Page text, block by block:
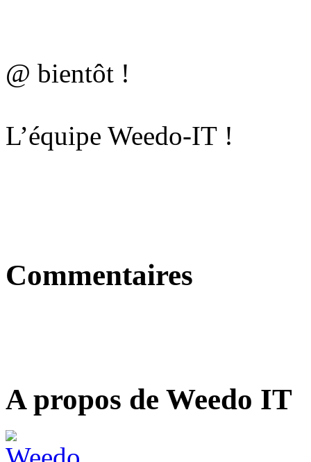
@ bientôt !
L’équipe Weedo-IT !
Commentaires
A propos de Weedo IT